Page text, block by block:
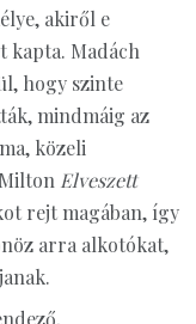
akiről e
kapta. Madách
hogy szinte
mindmáig az
közeli
Elveszett
rejt magában, így
arra alkotókat,